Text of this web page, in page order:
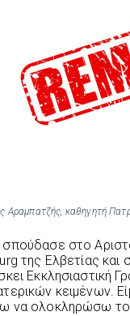
Αραμπατζής, καθηγητή
στο
της Ελβετίας
Εκκλησιαστική
κειμένων.
να ολοκληρώσω το